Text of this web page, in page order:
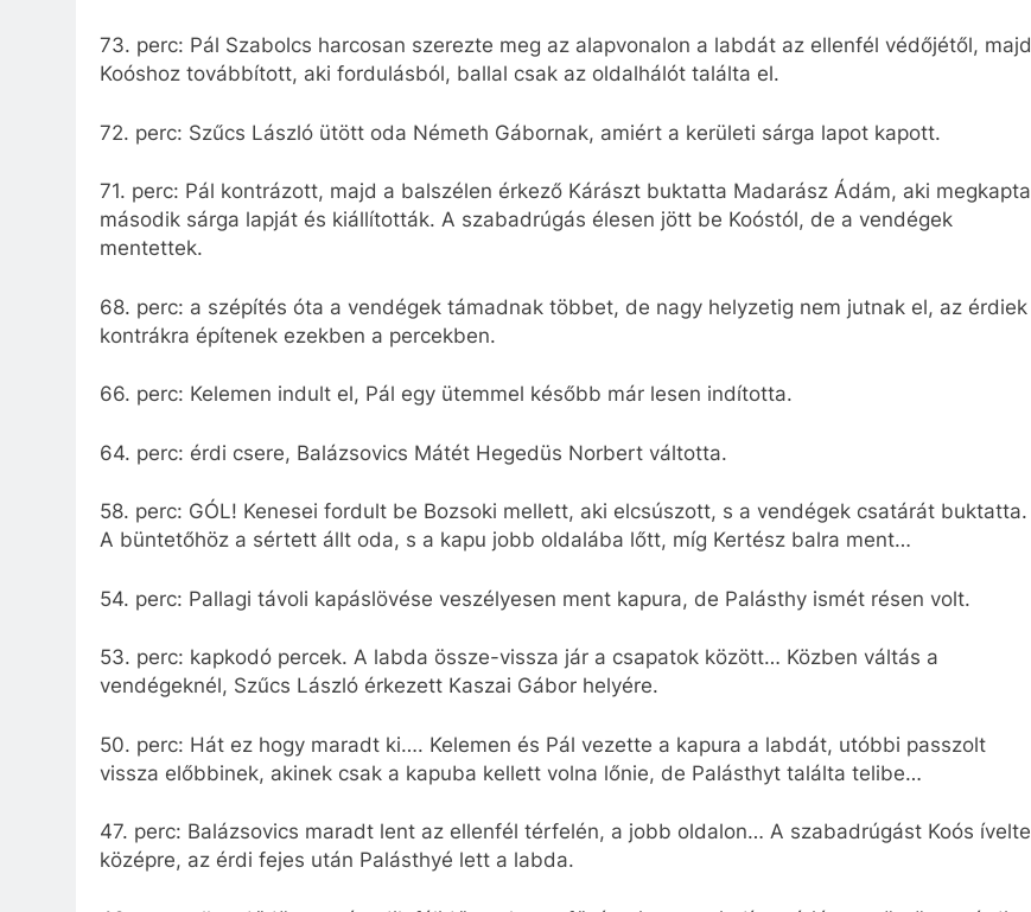
73. perc: Pál Szabolcs harcosan szerezte meg az alapvonalon a labdát az ellenfél védőjétől, majd
Koóshoz továbbított, aki fordulásból, ballal csak az oldalhálót találta el.
72. perc: Szűcs László ütött oda Németh Gábornak, amiért a kerületi sárga lapot kapott.
71. perc: Pál kontrázott, majd a balszélen érkező Kárászt buktatta Madarász Ádám, aki megkapta
második sárga lapját és kiállították. A szabadrúgás élesen jött be Koóstól, de a vendégek
mentettek.
68. perc: a szépítés óta a vendégek támadnak többet, de nagy helyzetig nem jutnak el, az érdiek
kontrákra építenek ezekben a percekben.
66. perc: Kelemen indult el, Pál egy ütemmel később már lesen indította.
64. perc: érdi csere, Balázsovics Mátét Hegedüs Norbert váltotta.
58. perc: GÓL! Kenesei fordult be Bozsoki mellett, aki elcsúszott, s a vendégek csatárát buktatta.
A büntetőhöz a sértett állt oda, s a kapu jobb oldalába lőtt, míg Kertész balra ment…
54. perc: Pallagi távoli kapáslövése veszélyesen ment kapura, de Palásthy ismét résen volt.
53. perc: kapkodó percek. A labda össze-vissza jár a csapatok között… Közben váltás a
vendégeknél, Szűcs László érkezett Kaszai Gábor helyére.
50. perc: Hát ez hogy maradt ki…. Kelemen és Pál vezette a kapura a labdát, utóbbi passzolt
vissza előbbinek, akinek csak a kapuba kellett volna lőnie, de Palásthyt találta telibe…
47. perc: Balázsovics maradt lent az ellenfél térfelén, a jobb oldalon… A szabadrúgást Koós ívelte
középre, az érdi fejes után Palásthyé lett a labda.